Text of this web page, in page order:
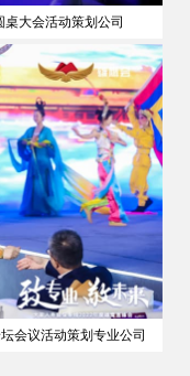
大会活动策划公司
会议活动策划专业公司